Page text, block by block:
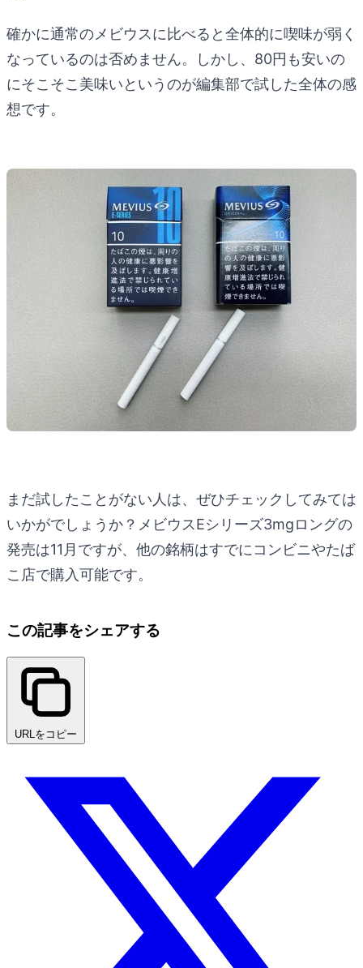
確かに通常のメビウスに比べると全体的に喫味が弱く
なっているのは否めません。しかし、80円も安いの
にそこそこ美味いというのが編集部で試した全体の感
想です。
まだ試したことがない人は、ぜひチェックしてみては
いかがでしょうか？メビウスEシリーズ3mgロングの
発売は11月ですが、他の銘柄はすでにコンビニやたば
こ店で購入可能です。
この記事をシェアする
URLをコピー